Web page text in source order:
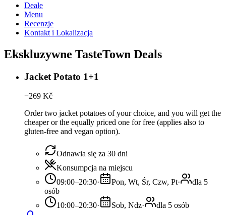
Deale
Menu
Recenzje
Kontakt i Lokalizacja
Ekskluzywne TasteTown Deals
Jacket Potato 1+1
−269 Kč
Order two jacket potatoes of your choice, and you will get the
cheaper or the equally priced one for free (applies also to
gluten-free and vegan option).
Odnawia się za 30 dni
Konsumpcja na miejscu
09:00–20:30· Pon, Wt, Śr, Czw, Pt·
dla 5
osób
10:00–20:30· Sob, Ndz·
dla 5 osób